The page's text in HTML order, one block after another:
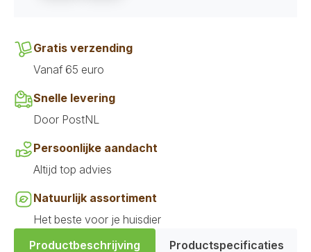
400
gr
aantal
Gratis verzending
Vanaf 65 euro
Snelle levering
Door PostNL
Persoonlijke aandacht
Altijd top advies
Natuurlijk assortiment
Het beste voor je huisdier
Productbeschrijving
Productspecificaties